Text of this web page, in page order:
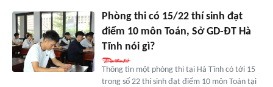
Phòng thi có 15/22 thí sinh đạt
điểm 10 môn Toán, Sở GD-ĐT Hà
Tĩnh nói gì?
Thông tin một phòng thi tại Hà Tĩnh có tới 15
trong số 22 thí sinh đạt điểm 10 môn Toán tại